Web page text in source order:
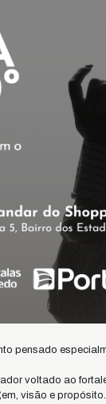
pensado
voltado ao
visão e propósito.